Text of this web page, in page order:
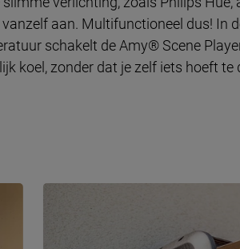
aan. Multifunctioneel dus! In
schakelt de Amy® Scene
koel, zonder dat je zelf iets hoeft te